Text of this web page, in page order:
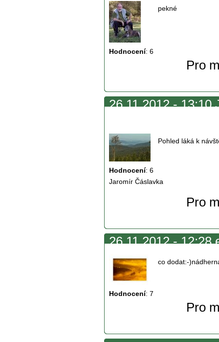
Hodnocení: 6
pekné
Pro
26.11.2012 -
Hodnocení: 6
Pohled láká k
Jaromír Čáslavka
Pro
26.11.2012 - 12:28
Hodnocení: 7
co dodat:-
Pro